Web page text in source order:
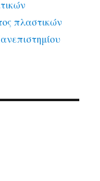
πλαστικών